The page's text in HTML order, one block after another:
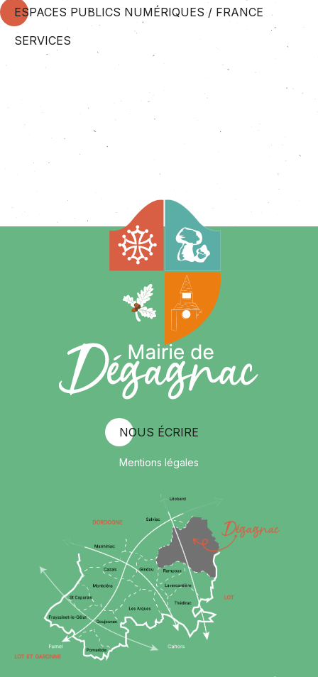
ESPACES PUBLICS NUMÉRIQUES / FRANCE
SERVICES
NOUS ÉCRIRE
Mentions légales